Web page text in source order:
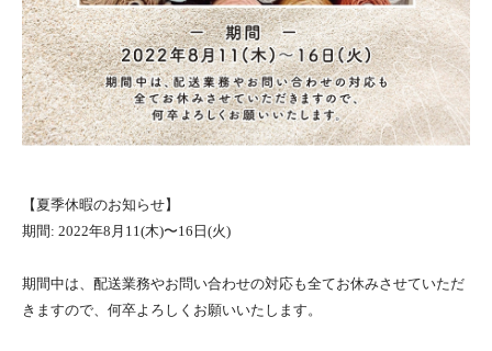
【夏季休暇のお知らせ】
期間: 2022年8月11(木)〜16日(火)
期間中は、配送業務やお問い合わせの対応も全てお休みさせていただ
きますので、何卒よろしくお願いいたします。